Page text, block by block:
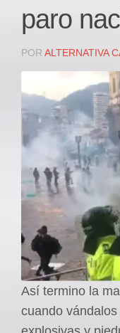
DEPARTAMENTAL
OPINIÓN
facebook
Twitter
Registro ISSN: 2711-
paro
POR ALTERNATIVA
Así termino la
cuando